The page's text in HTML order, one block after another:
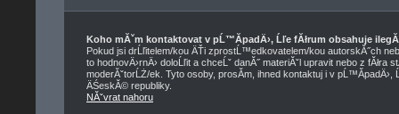
Koho mĂˇm kontaktovat v pĹ™Ă­padÄ›, Ĺľe fĂłrum obsahuje
Pokud jsi drĹľitelem/kou ÄŤi zprostĹ™edkovatelem/kou autorskĂ˝ch
to hodnovÄ›rnÄ› doloĹľit a chceĹˇ danĂ˝ materiĂˇl upravit nebo z
moderĂˇtorĹŻ/ek. Tyto osoby, prosĂ­m, ihned kontaktuj i v pĹ™Ă­padÄ›,
ÄŚeskĂ© republiky.
NĂˇvrat nahoru